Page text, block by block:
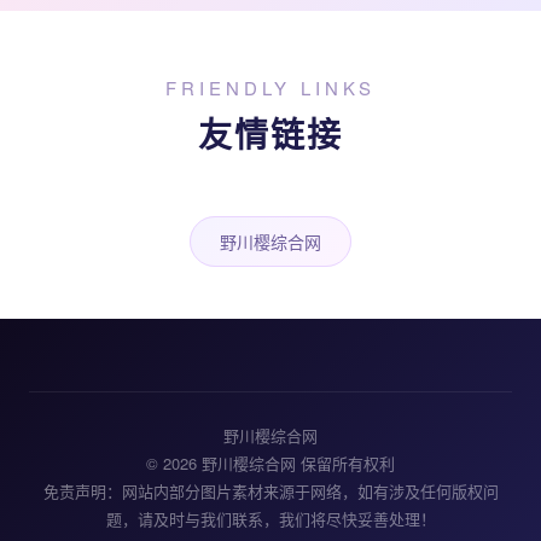
FRIENDLY LINKS
友情链接
野川樱综合网
野川樱综合网
© 2026 野川樱综合网 保留所有权利
免责声明：网站内部分图片素材来源于网络，如有涉及任何版权问
题，请及时与我们联系，我们将尽快妥善处理！